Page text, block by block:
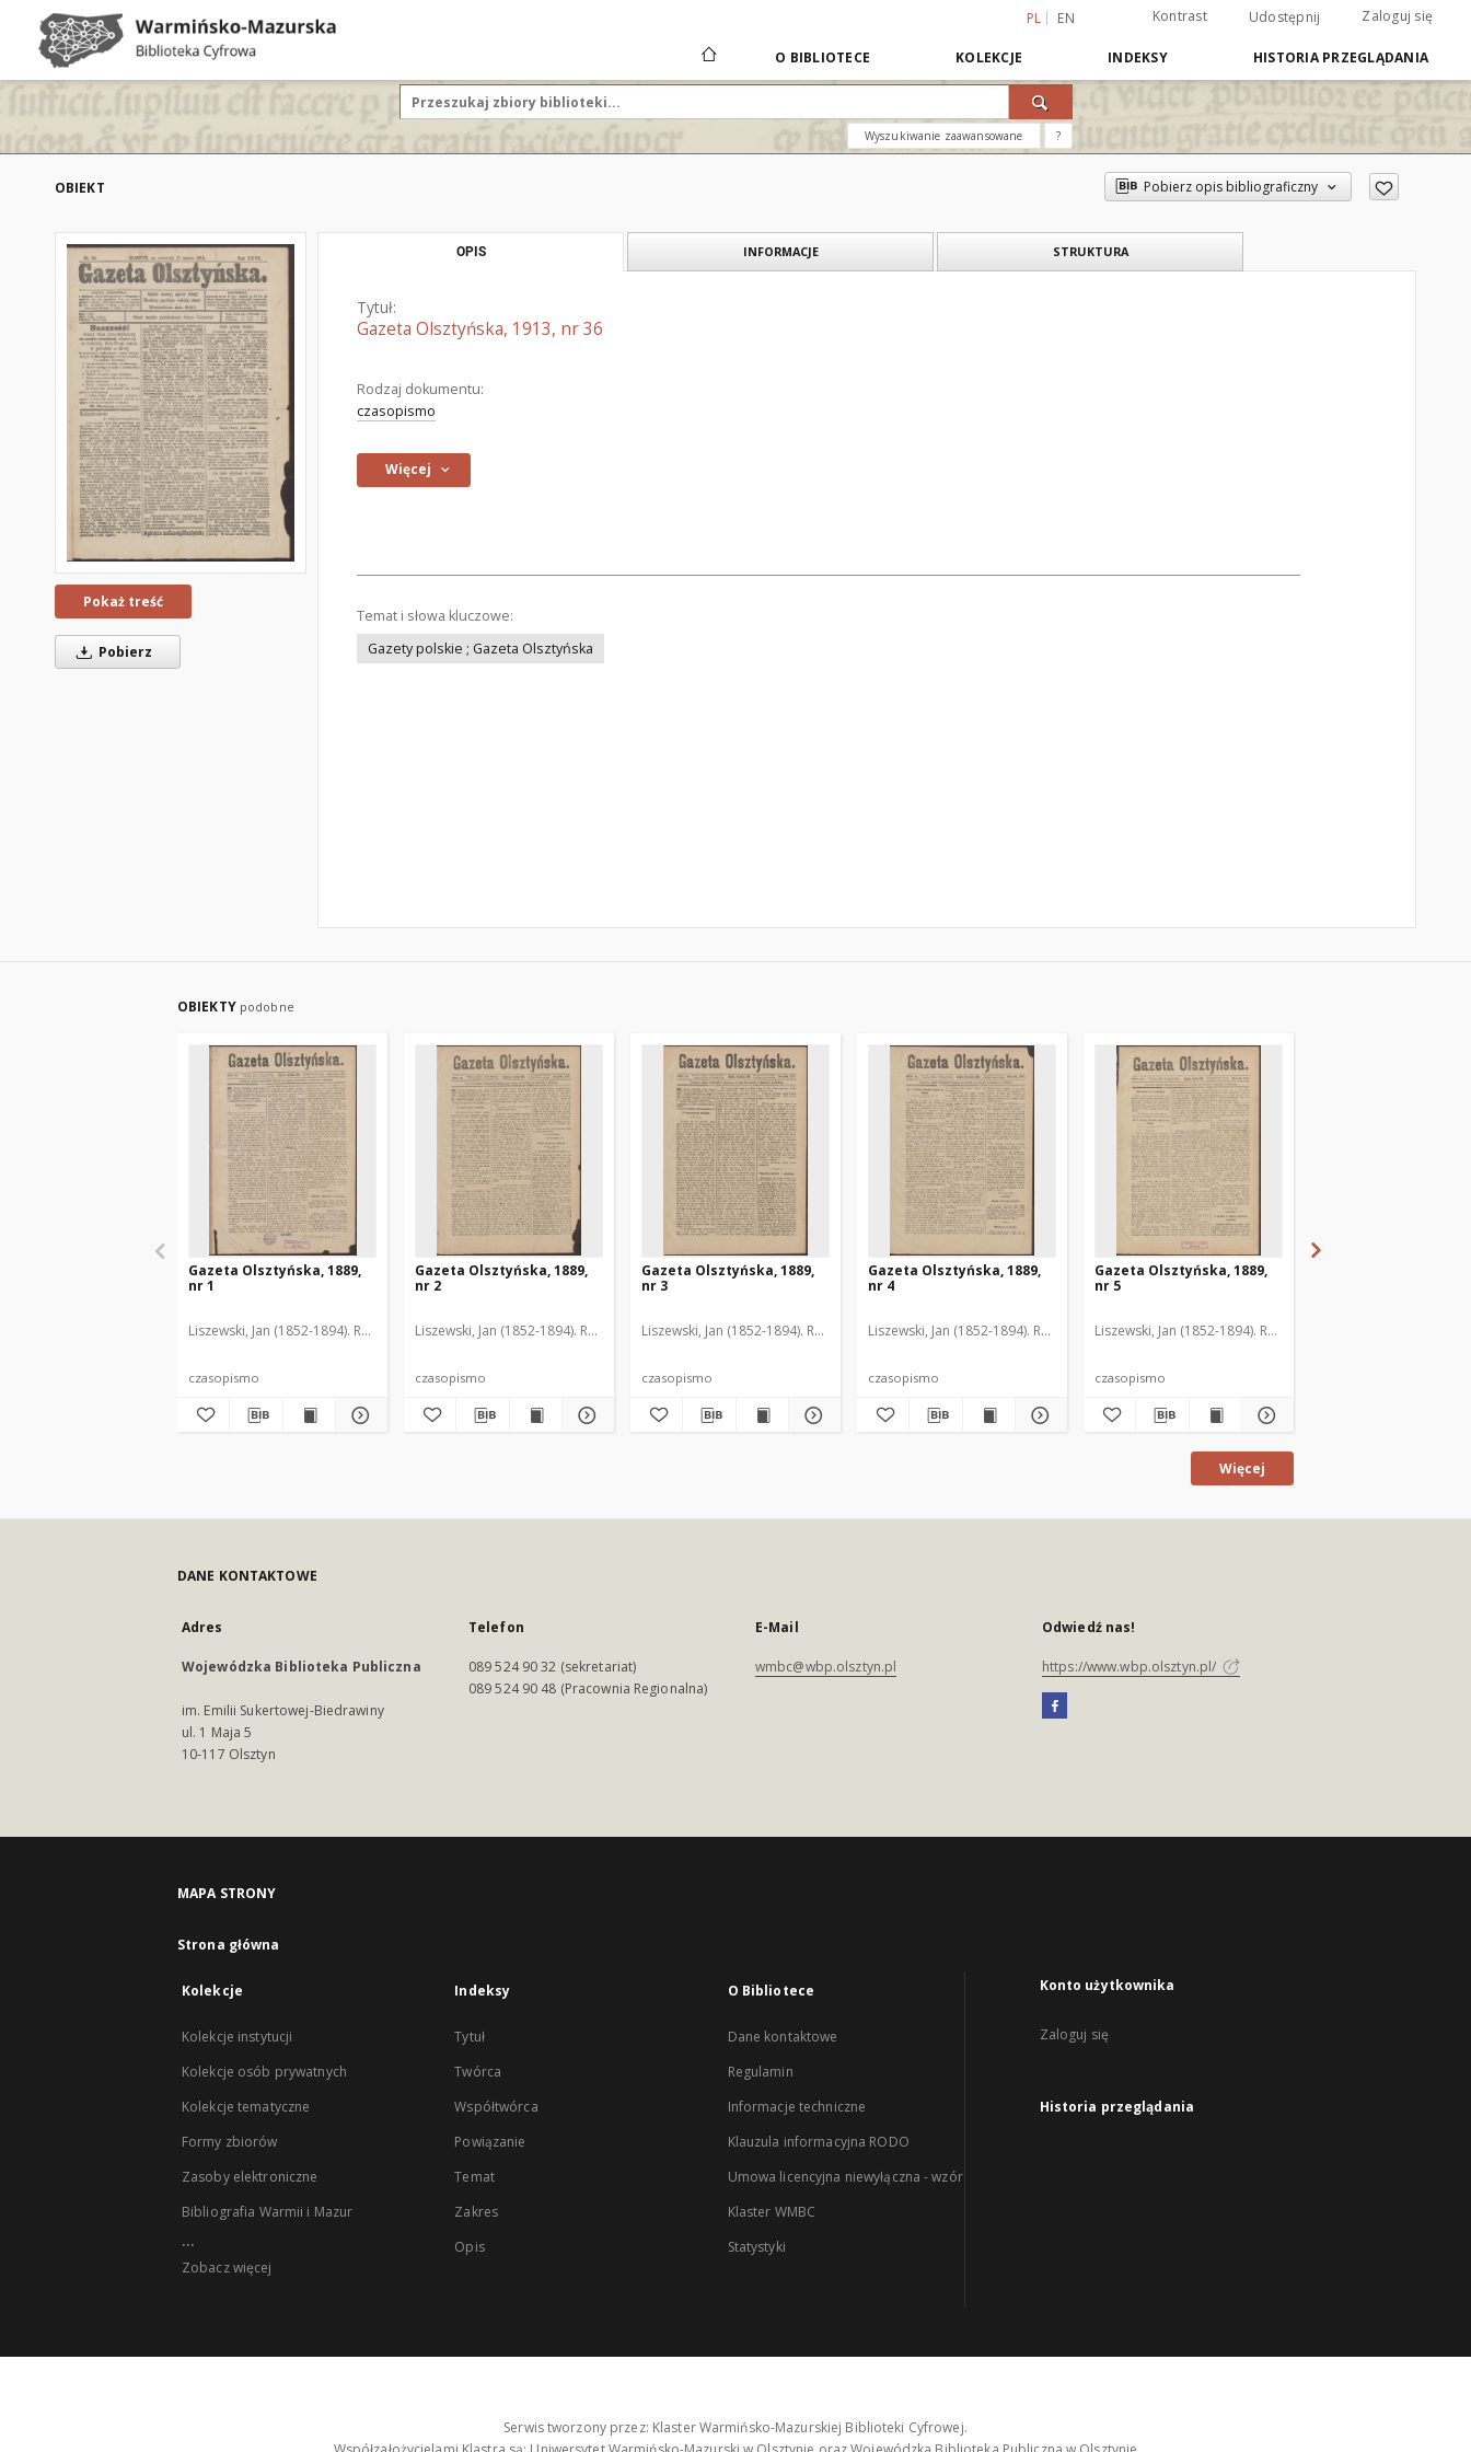
PL EN Kontrast Udostępnij Zaloguj się
O BIBLIOTECE KOLEKCJE INDEKSY HISTORIA PRZEGLĄDANIA
Wyszukiwanie zaawansowane ?
OBIEKT Pobierz opis bibliograficzny
Pokaż treść
Pobierz
OPIS INFORMACJE STRUKTURA
Tytuł:
Gazeta Olsztyńska, 1913, nr 36
Rodzaj dokumentu:
czasopismo
Więcej
Temat i słowa kluczowe:
Gazety polskie ; Gazeta Olsztyńska
OBIEKTY podobne
Gazeta Olsztyńska, 1889,
nr 1
Liszewski, Jan (1852-1894). Red.
czasopismo
Gazeta Olsztyńska, 1889,
nr 2
Liszewski, Jan (1852-1894). Red.
czasopismo
Gazeta Olsztyńska, 1889,
nr 3
Liszewski, Jan (1852-1894). Red.
czasopismo
Gazeta Olsztyńska, 1889,
nr 4
Liszewski, Jan (1852-1894). Red.
czasopismo
Gazeta Olsztyńska, 1889,
nr 5
Liszewski, Jan (1852-1894). Red.
czasopismo
Więcej
DANE KONTAKTOWE
Adres
Wojewódzka Biblioteka Publiczna
im. Emilii Sukertowej-Biedrawiny
ul. 1 Maja 5
10-117 Olsztyn
Telefon
089 524 90 32 (sekretariat)
089 524 90 48 (Pracownia Regionalna)
E-Mail
wmbc@wbp.olsztyn.pl
Odwiedź nas!
https://www.wbp.olsztyn.pl/
MAPA STRONY
Strona główna
Kolekcje
Kolekcje instytucji
Kolekcje osób prywatnych
Kolekcje tematyczne
Formy zbiorów
Zasoby elektroniczne
Bibliografia Warmii i Mazur
...
Zobacz więcej
Indeksy
Tytuł
Twórca
Współtwórca
Powiązanie
Temat
Zakres
Opis
O Bibliotece
Dane kontaktowe
Regulamin
Informacje techniczne
Klauzula informacyjna RODO
Umowa licencyjna niewyłączna - wzór
Klaster WMBC
Statystyki
Konto użytkownika
Zaloguj się
Historia przeglądania
Serwis tworzony przez: Klaster Warmińsko-Mazurskiej Biblioteki Cyfrowej.